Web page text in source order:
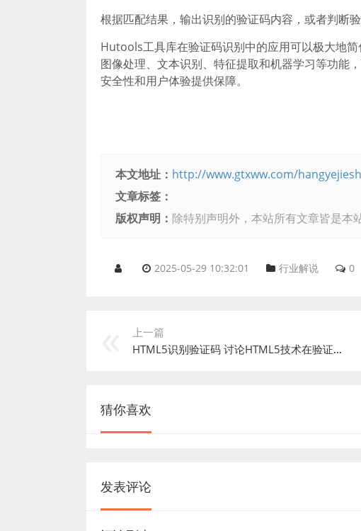
根据匹配结果，输出识别的验证码内容，或者判断验
Hutools工具库在验证码识别中的应用可以极大地
图像处理、文本识别、特征提取和机器学习等功能
安全性和用户体验提供保障。
本文地址： http://www.gtxww.com/
文章标签：
版权声明： 除特别声明外，本站所有文章皆是本
2025-05-29 10:32:01 行业解说 0
上一篇
HTML5识别验证码 讨论HTML5技术在验证码识别中的应用
猜你喜欢
发表评论